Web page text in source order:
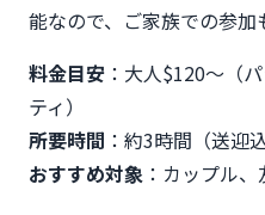
能なので、ご家族での参加
料金目安 ：大人$120〜（
ティ）
所要時間 ：約3時間（送迎込
おすすめ対象 ：カップル